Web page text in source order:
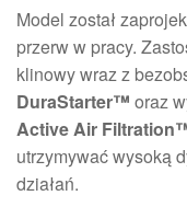
Model został
przerw w pracy.
klinowy wraz z
DuraStarter™ oraz
Active Air
utrzymywać wysoką
działań.